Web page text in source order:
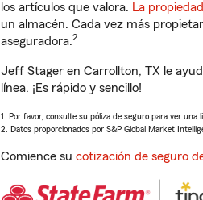
los artículos que valora. La
un almacén. Cada vez más
aseguradora.2
Jeff Stager en Carrollton, TX le
línea. ¡Es rápido y sencillo!
1. Por favor, consulte su póliza de seguro para ver
2. Datos proporcionados por S&P Global Market
Comience su cotización de seguro